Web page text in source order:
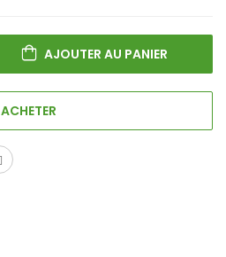
AJOUTER AU PANIER
ACHETER